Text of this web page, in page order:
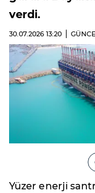
verdi.
30.07.2026 13:20
Yüzer enerji